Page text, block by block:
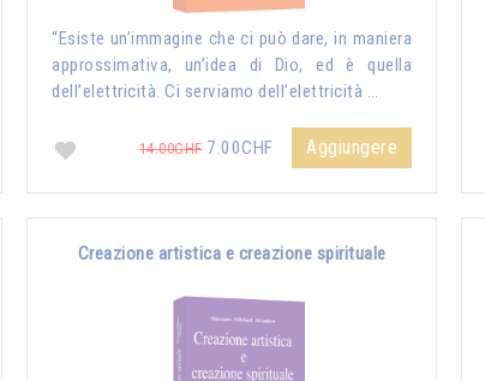
“Esiste un’immagine che ci può dare, in maniera
approssimativa, un’idea di Dio, ed è quella
dell’elettricità. Ci serviamo dell’elettricità …
14.00CHF7.00CHF Aggiungere
Creazione artistica e creazione spirituale